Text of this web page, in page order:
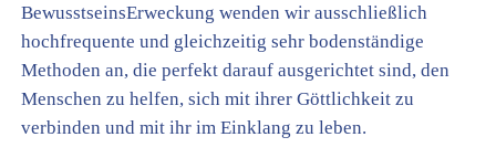
BewusstseinsErweckung wenden wir ausschließlich
hochfrequente und gleichzeitig sehr bodenständige
Methoden an, die perfekt darauf ausgerichtet sind, den
Menschen zu helfen, sich mit ihrer Göttlichkeit zu
verbinden und mit ihr im Einklang zu leben.